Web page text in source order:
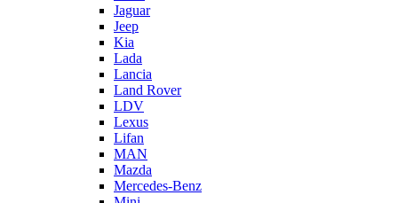
Jaguar
Jeep
Kia
Lada
Lancia
Land Rover
LDV
Lexus
Lifan
MAN
Mazda
Mercedes-Benz